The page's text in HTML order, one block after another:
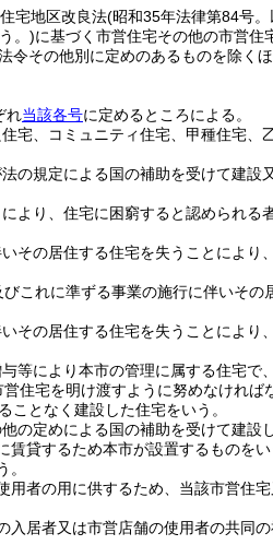
住宅地区改良法(昭和35年法律第84号
。)に基づく市営住宅その他の市営住
その他別に定めのあるものを除く
れ当該各号に定めるところによる。
、コミュニティ住宅、甲種住宅、
規定による国の補助を受けて建設
り、住宅に困窮すると認められる
の居住する住宅を失うことにより
れに準ずる事業の施行に伴いその
の居住する住宅を失うことにより
により本市の管理に属する住宅で
住宅を明け渡すように努めなけれ
となく建設した住宅をいう。
定めによる国の補助を受けて建設
貸するため本市が設置するものをい
者の用に供するため、当該市営住
居者又は市営店舗の使用者の共同